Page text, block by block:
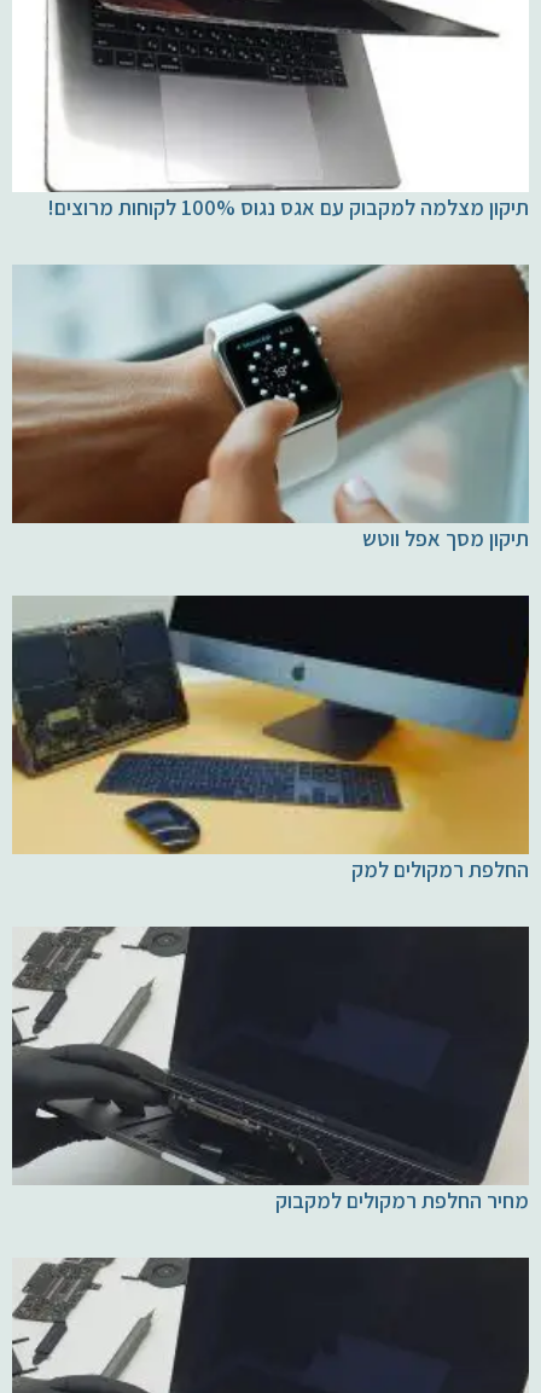
תיקון מצלמה למקבוק עם אגס נגוס 100% לקוחות מרוצים!
תיקון מסך אפל ווטש
החלפת רמקולים למק
מחיר החלפת רמקולים למקבוק